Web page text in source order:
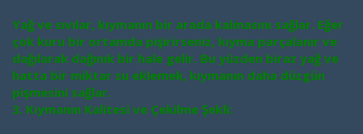
Yağ ve sıvılar, kıymanın bir arada kalmasını sağlar. Eğer
çok kuru bir ortamda pişirirseniz, kıyma parçalanır ve
dağılarak dağınık bir hale gelir. Bu yüzden biraz yağ ve
hatta bir miktar su eklemek, kıymanın daha düzgün
pişmesini sağlar.
3. Kıymanın Kalitesi ve Çekilme Şekli: